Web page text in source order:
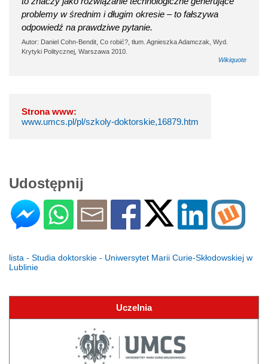
problemy w średnim i długim okresie – to fałszywa
odpowiedź na prawdziwe pytanie.
Autor: Daniel Cohn-Bendit, Co robić?, tłum. Agnieszka Adamczak, Wyd.
Krytyki Politycznej, Warszawa 2010.
Wikiquote
Strona www:
www.umcs.pl/pl/szkoly-doktorskie,16879.htm
Udostępnij
lista - Studia doktorskie - Uniwersytet Marii Curie-Skłodowskiej w
Lublinie
Uczelnia